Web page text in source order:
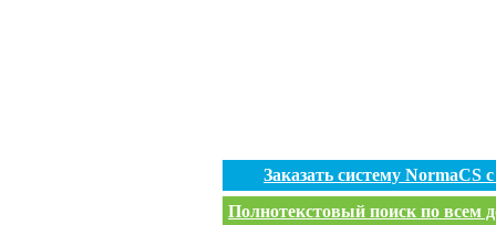
Заказать систему
Полнотекстовый поиск по всем